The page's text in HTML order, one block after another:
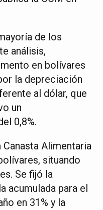
de los
análisis,
en bolívares
la depreciación
al dólar, que
un
0,8%.
Alimentaria
situando
Se fijó la
acumulada para el
en 31% y la